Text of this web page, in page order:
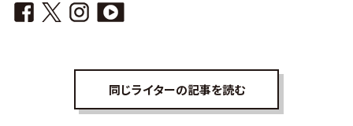
同じライターの記事を読む